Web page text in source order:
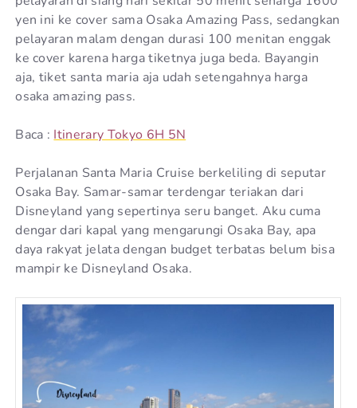
yen ini ke cover sama Osaka Amazing Pass, sedangkan
pelayaran malam dengan durasi 100 menitan enggak
ke cover karena harga tiketnya juga beda. Bayangin
aja, tiket santa maria aja udah setengahnya harga
osaka amazing pass.
Baca : Itinerary Tokyo 6H 5N
Perjalanan Santa Maria Cruise berkeliling di seputar
Osaka Bay. Samar-samar terdengar teriakan dari
Disneyland yang sepertinya seru banget. Aku cuma
dengar dari kapal yang mengarungi Osaka Bay, apa
daya rakyat jelata dengan budget terbatas belum bisa
mampir ke Disneyland Osaka.